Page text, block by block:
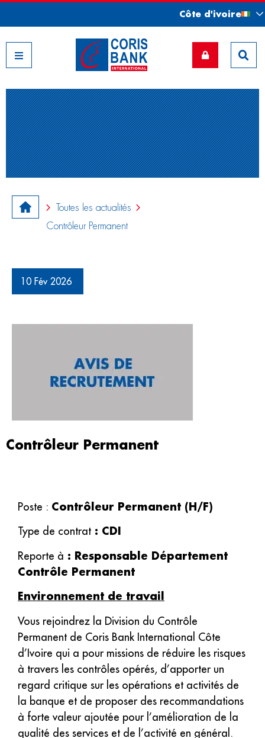
Nos filiales
Côte d'ivoire
Toutes les actualités
Contrôleur Permanent
10 Fév 2026
Contrôleur Permanent
Poste : Contrôleur Permanent (H/F)
Type de contrat : CDI
Reporte à : Responsable Département
Contrôle Permanent
Environnement de travail
Vous rejoindrez la Division du Contrôle
Permanent de Coris Bank International Côte
d’Ivoire qui a pour missions de réduire les risques
à travers les contrôles opérés, d’apporter un
regard critique sur les opérations et activités de
la banque et de proposer des recommandations
à forte valeur ajoutée pour l’amélioration de la
qualité des services et de l’activité en général.